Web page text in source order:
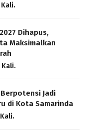
Dihapus,
Maksimalkan
Jadi
di Kota Samarinda